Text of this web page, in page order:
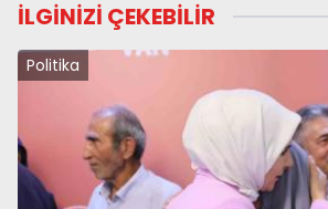
İLGİNİZİ ÇEKEBİLİR
Politika